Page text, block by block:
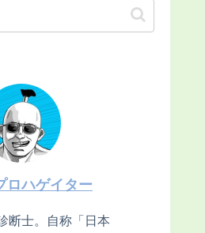
ロハゲイター
断士。自称「日本